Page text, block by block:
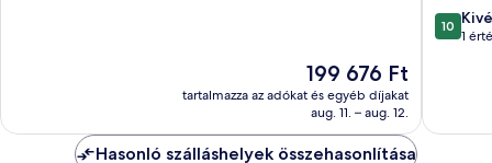
Az
ár
199 676 Ft
199 676 Ft
tartalmazza az adókat és egyéb díjakat
aug. 11. – aug. 12.
10.0
10
1
Hasonló szálláshelyek összehasonlítása